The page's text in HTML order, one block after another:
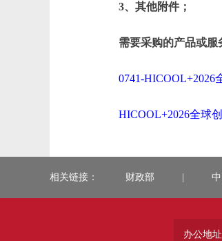
3、其他附件；
需要采购的产品或服
0741-
HICOOL+2026全球
相关链接： 财政部
办公地